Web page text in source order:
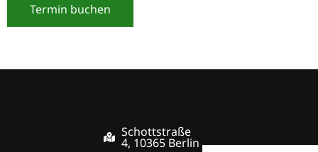
Termin buchen
Schottstraße
4, 10365 Berlin